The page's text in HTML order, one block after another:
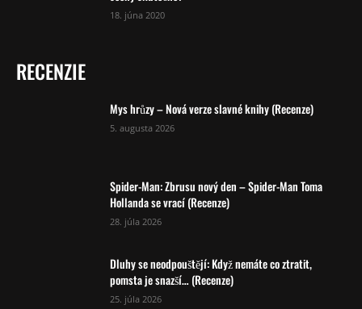
18. júna 2020
RECENZIE
Mys hrůzy – Nová verze slavné knihy (Recenze)
5. augusta 2026
Spider-Man: Zbrusu nový den – Spider-Man Toma
Hollanda se vrací (Recenze)
28. júla 2026
Dluhy se neodpouštějí: Když nemáte co ztratit,
pomsta je snazší… (Recenze)
25. júla 2026